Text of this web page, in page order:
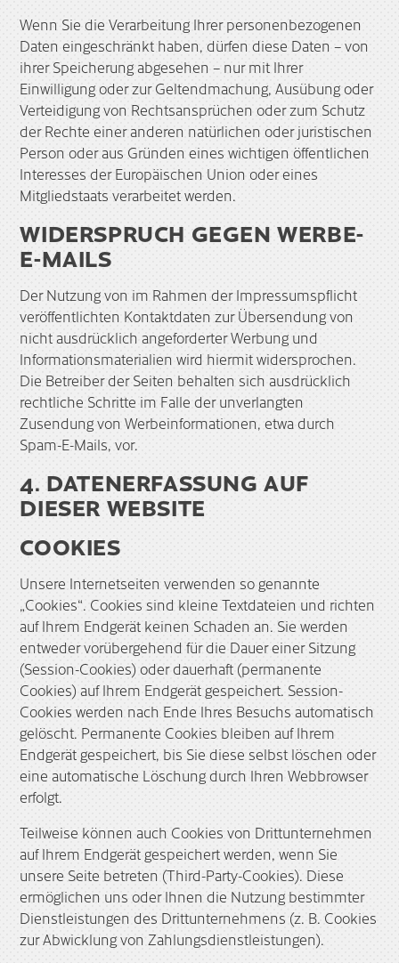
Wenn Sie die Verarbeitung Ihrer personenbezogenen
Daten eingeschränkt haben, dürfen diese Daten – von
ihrer Speicherung abgesehen – nur mit Ihrer
Einwilligung oder zur Geltendmachung, Ausübung oder
Verteidigung von Rechtsansprüchen oder zum Schutz
der Rechte einer anderen natürlichen oder juristischen
Person oder aus Gründen eines wichtigen öffentlichen
Interesses der Europäischen Union oder eines
Mitgliedstaats verarbeitet werden.
WIDERSPRUCH GEGEN WERBE-
E-MAILS
Der Nutzung von im Rahmen der Impressumspflicht
veröffentlichten Kontaktdaten zur Übersendung von
nicht ausdrücklich angeforderter Werbung und
Informationsmaterialien wird hiermit widersprochen.
Die Betreiber der Seiten behalten sich ausdrücklich
rechtliche Schritte im Falle der unverlangten
Zusendung von Werbeinformationen, etwa durch
Spam-E-Mails, vor.
4. DATENERFASSUNG AUF
DIESER WEBSITE
COOKIES
Unsere Internetseiten verwenden so genannte
„Cookies“. Cookies sind kleine Textdateien und richten
auf Ihrem Endgerät keinen Schaden an. Sie werden
entweder vorübergehend für die Dauer einer Sitzung
(Session-Cookies) oder dauerhaft (permanente
Cookies) auf Ihrem Endgerät gespeichert. Session-
Cookies werden nach Ende Ihres Besuchs automatisch
gelöscht. Permanente Cookies bleiben auf Ihrem
Endgerät gespeichert, bis Sie diese selbst löschen oder
eine automatische Löschung durch Ihren Webbrowser
erfolgt.
Teilweise können auch Cookies von Drittunternehmen
auf Ihrem Endgerät gespeichert werden, wenn Sie
unsere Seite betreten (Third-Party-Cookies). Diese
ermöglichen uns oder Ihnen die Nutzung bestimmter
Dienstleistungen des Drittunternehmens (z. B. Cookies
zur Abwicklung von Zahlungsdienstleistungen).